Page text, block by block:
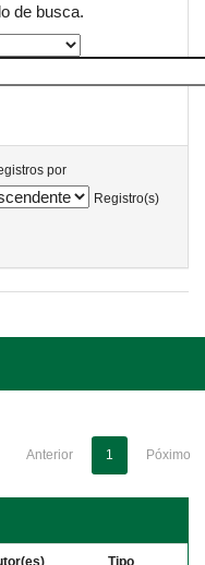
de busca.
por
Registro(s)
Anterior 1 Póximo
Tipo